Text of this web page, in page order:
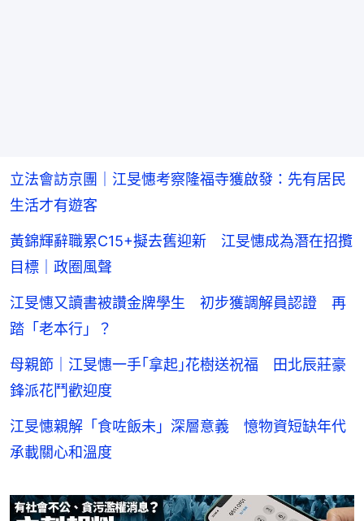
立法會訪京團｜江旻憓考察隆福寺獲啟發：先有居民
生活才有遊客
黃錦輝辭職累C15+擬去舊迎新 江旻憓成為潛在招攬
目標｜政圈風聲
江旻憓又讀書被讚金牌學生 初步獲調解員認證 再
踏「老本行」？
母親節｜江旻憓一手｢拿起｣花樹送祝福 田北辰莊豪
鋒派花鬥歡迎度
江旻憓親解「食咗飯未」深層意義 憶物資短缺年代
承載關心和溫度